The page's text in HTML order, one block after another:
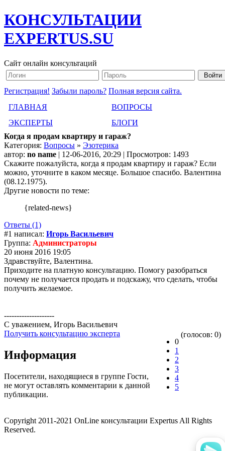
КОНСУЛЬТАЦИИ
EXPERTUS.SU
Сайт онлайн консультаций
Регистрация! Забыли пароль? Полная версия сайта.
ГЛАВНАЯ
ВОПРОСЫ
ЭКСПЕРТЫ
БЛОГИ
Когда я продам квартиру и гараж?
Категория: Вопросы » Эзотерика
автор: no name | 12-06-2016, 20:29 | Просмотров: 1493
Скажите пожалуйста, когда я продам квартиру и гараж? Если
можно, уточните в каком месяце. Большое спасибо. Валентина
(08.12.1975).
Другие новости по теме:
{related-news}
Ответы (1)
#1 написал: Игорь Васильевич
Группа: Администраторы
20 июня 2016 19:05
Здравствуйте, Валентина.
Приходите на платную консультацию. Помогу разобраться
почему не получается продать и подскажу, что сделать, чтобы
получить желаемое.
--------------------
С уважением, Игорь Васильевич
Получить консультацию эксперта
0
1
2
3
4
5
(голосов: 0)
Информация
Посетители, находящиеся в группе Гости,
не могут оставлять комментарии к данной
публикации.
Copyright 2011-2021 OnLine консультации Expertus All Rights
Reserved.